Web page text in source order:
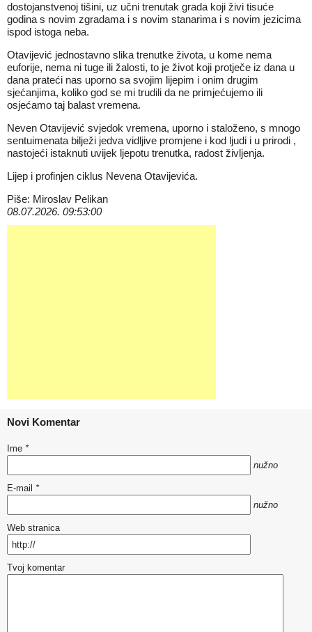
dostojanstvenoj tišini, uz učni trenutak grada koji živi tisuće
godina s novim zgradama i s novim stanarima i s novim jezicima
ispod istoga neba.
Otavijević jednostavno slika trenutke života, u kome nema
euforije, nema ni tuge ili žalosti, to je život koji protječe iz dana u
dana prateći nas uporno sa svojim lijepim i onim drugim
sjećanjima, koliko god se mi trudili da ne primjećujemo ili
osjećamo taj balast vremena.
Neven Otavijević svjedok vremena, uporno i staloženo, s mnogo
sentuimenata bilježi jedva vidljive promjene i kod ljudi i u prirodi ,
nastojeći istaknuti uvijek ljepotu trenutka, radost življenja.
Lijep i profinjen ciklus Nevena Otavijevića.
Piše: Miroslav Pelikan
08.07.2026. 09:53:00
Novi Komentar
Ime *
nužno
E-mail *
nužno
Web stranica
Tvoj komentar